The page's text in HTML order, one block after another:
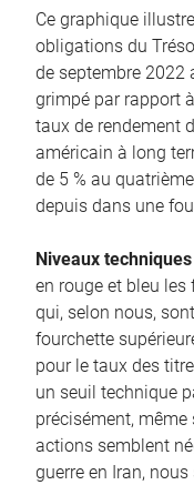
Ce graphique
obligations du
de septembre 2022
grimpé par rapport
taux de rendement
américain à long
de 5 % au
depuis dans une
Niveaux
en rouge et bleu les
qui, selon nous,
fourchette
pour le taux des
un seuil technique
précisément,
actions semblent
guerre en Iran, nous